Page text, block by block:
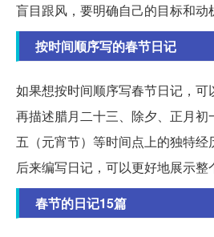
盲目跟风，要明确自己的目标和动
按时间顺序写的春节日记
如果想按时间顺序写春节日记，可
再描述腊月二十三、除夕、正月
五（元宵节）等时间点上的独特
后来编写日记，可以更好地展示整
春节的日记15篇